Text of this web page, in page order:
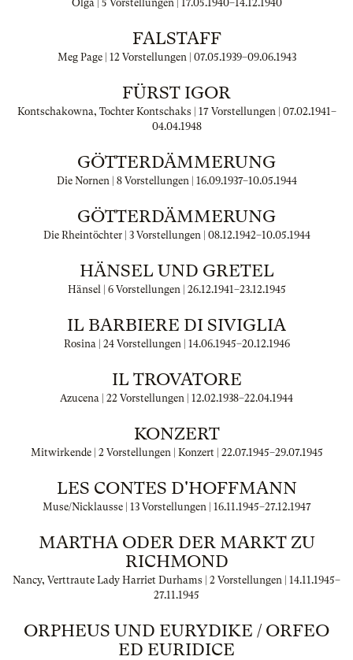
Olga | 5 Vorstellungen | 17.05.1940–14.12.1940
FALSTAFF
Meg Page | 12 Vorstellungen | 07.05.1939–09.06.1943
FÜRST IGOR
Kontschakowna, Tochter Kontschaks | 17 Vorstellungen | 07.02.1941–
04.04.1948
GÖTTERDÄMMERUNG
Die Nornen | 8 Vorstellungen | 16.09.1937–10.05.1944
GÖTTERDÄMMERUNG
Die Rheintöchter | 3 Vorstellungen | 08.12.1942–10.05.1944
HÄNSEL UND GRETEL
Hänsel | 6 Vorstellungen | 26.12.1941–23.12.1945
IL BARBIERE DI SIVIGLIA
Rosina | 24 Vorstellungen | 14.06.1945–20.12.1946
IL TROVATORE
Azucena | 22 Vorstellungen | 12.02.1938–22.04.1944
KONZERT
Mitwirkende | 2 Vorstellungen | Konzert | 22.07.1945–29.07.1945
LES CONTES D'HOFFMANN
Muse/Nicklausse | 13 Vorstellungen | 16.11.1945–27.12.1947
MARTHA ODER DER MARKT ZU
RICHMOND
Nancy, Verttraute Lady Harriet Durhams | 2 Vorstellungen | 14.11.1945–
27.11.1945
ORPHEUS UND EURYDIKE / ORFEO
ED EURIDICE